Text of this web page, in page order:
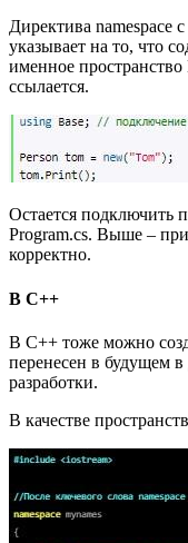
Директива namespace
указывает на то, что
именное пространство
ссылается.
Остается подключить
Program.cs. Выше –
корректно.
В C++
В C++ тоже можно
перенесен в будущем
разработки.
В качестве